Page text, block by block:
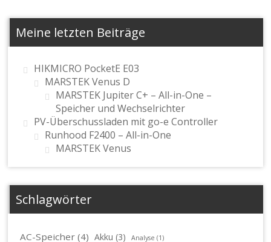
Meine letzten Beiträge
HIKMICRO PocketE E03
MARSTEK Venus D
MARSTEK Jupiter C+ – All-in-One –
Speicher und Wechselrichter
PV-Überschussladen mit go-e Controller
Runhood F2400 – All-in-One
MARSTEK Venus
Schlagwörter
AC-Speicher (4) Akku (3) Analyse (1)